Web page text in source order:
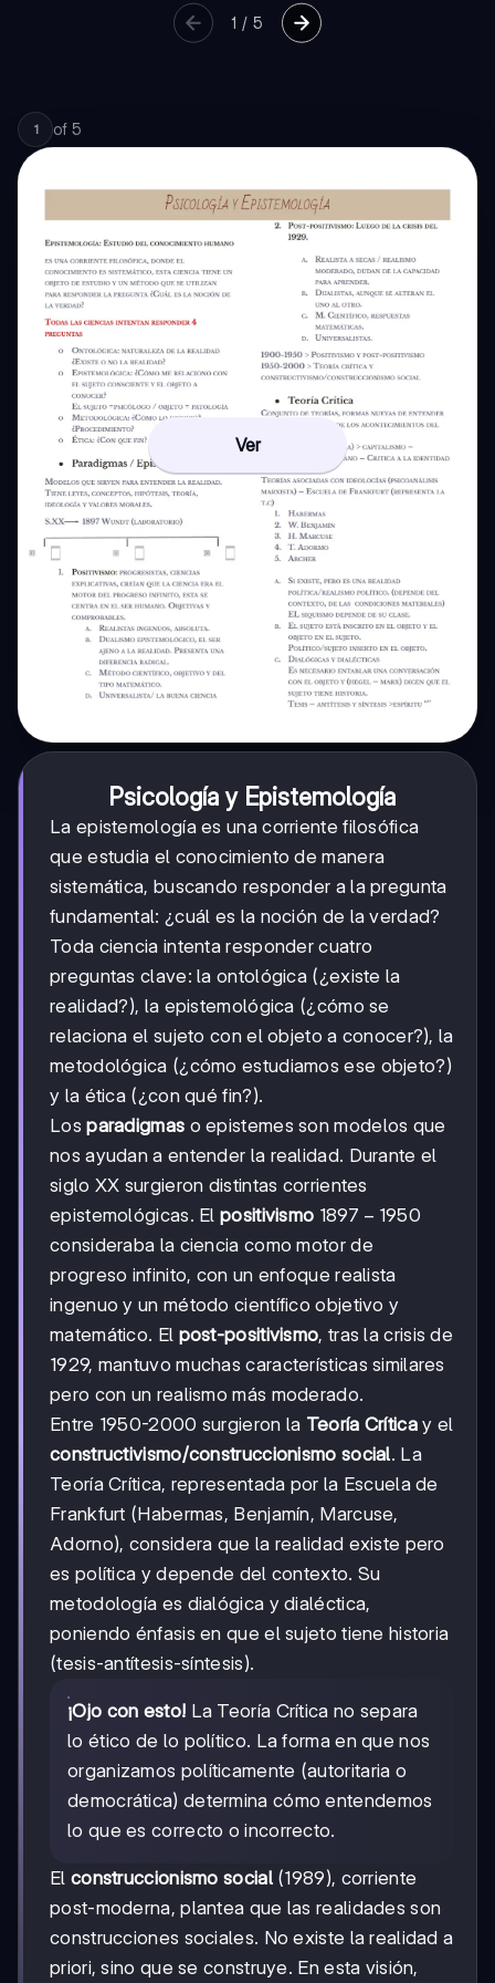
1 /5
1 of 5
Ver
Psicología y Epistemología
La epistemología es una corriente filosófica
que estudia el conocimiento de manera
sistemática, buscando responder a la pregunta
fundamental: ¿cuál es la noción de la verdad?
Toda ciencia intenta responder cuatro
preguntas clave: la ontológica (¿existe la
realidad?), la epistemológica (¿cómo se
relaciona el sujeto con el objeto a conocer?), la
metodológica (¿cómo estudiamos ese objeto?)
y la ética (¿con qué fin?).
Losparadigmas o epistemes son modelos que
nos ayudan a entender la realidad. Durante el
siglo XX surgieron distintas corrientes
epistemológicas. Elpositivismo 1897-
1950
1897 − 1950
consideraba la ciencia como motor de
progreso infinito, con un enfoque realista
ingenuo y un método científico objetivo y
matemático. El post-positivismo, tras la crisis de
1929, mantuvo muchas características similares
pero con un realismo más moderado.
Entre 1950-2000 surgieron la Teoría Críticay el
constructivismo/construccionismo social. La
Teoría Crítica, representada por la Escuela de
Frankfurt (Habermas, Benjamín, Marcuse,
Adorno), considera que la realidad existe pero
es política y depende del contexto. Su
metodología es dialógica y dialéctica,
poniendo énfasis en que el sujeto tiene historia
(tesis-antítesis-síntesis).
¡Ojo con esto! La Teoría Crítica no separa
lo ético de lo político. La forma en que nos
organizamos políticamente (autoritaria o
democrática) determina cómo entendemos
lo que es correcto o incorrecto.
El construccionismo social(1989), corriente
post-moderna, plantea que las realidades son
construcciones sociales. No existe la realidad a
priori, sino que se construye. En esta visión,